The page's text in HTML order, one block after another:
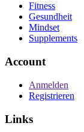
Fitness
Gesundheit
Mindset
Supplements
Account
Anmelden
Registrieren
Links